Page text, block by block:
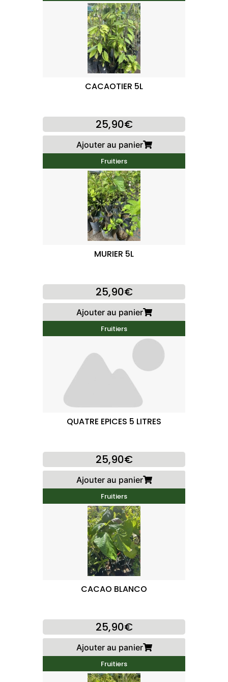
CACAOTIER 5L
25,90€
Ajouter au panier
Fruitiers
MURIER 5L
25,90€
Ajouter au panier
Fruitiers
QUATRE EPICES 5 LITRES
25,90€
Ajouter au panier
Fruitiers
CACAO BLANCO
25,90€
Ajouter au panier
Fruitiers